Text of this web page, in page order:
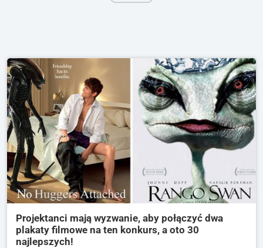
Projektanci mają wyzwanie, aby połączyć dwa
plakaty filmowe na ten konkurs, a oto 30
najlepszych!